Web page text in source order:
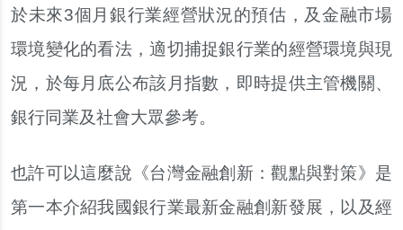
於未來3個月銀行業經營狀況的預估，及金融市場
環境變化的看法，適切捕捉銀行業的經營環境與現
況，於每月底公布該月指數，即時提供主管機關、
銀行同業及社會大眾參考。
也許可以這麼說《台灣金融創新：觀點與對策》是
第一本介紹我國銀行業最新金融創新發展，以及經